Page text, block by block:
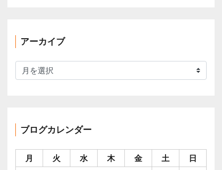
アーカイブ
ー
ブログカレンダー
月 火 水 木 金 土
日